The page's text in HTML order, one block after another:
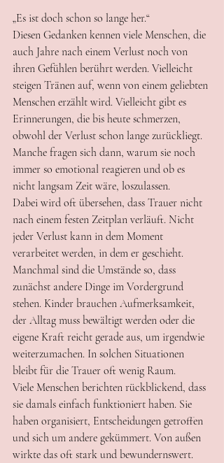
„Es ist doch schon so lange her.“
Diesen Gedanken kennen viele Menschen, die
auch Jahre nach einem Verlust noch von
ihren Gefühlen berührt werden. Vielleicht
steigen Tränen auf, wenn von einem geliebten
Menschen erzählt wird. Vielleicht gibt es
Erinnerungen, die bis heute schmerzen,
obwohl der Verlust schon lange zurückliegt.
Manche fragen sich dann, warum sie noch
immer so emotional reagieren und ob es
nicht langsam Zeit wäre, loszulassen.
Dabei wird oft übersehen, dass Trauer nicht
nach einem festen Zeitplan verläuft. Nicht
jeder Verlust kann in dem Moment
verarbeitet werden, in dem er geschieht.
Manchmal sind die Umstände so, dass
zunächst andere Dinge im Vordergrund
stehen. Kinder brauchen Aufmerksamkeit,
der Alltag muss bewältigt werden oder die
eigene Kraft reicht gerade aus, um irgendwie
weiterzumachen. In solchen Situationen
bleibt für die Trauer oft wenig Raum.
Viele Menschen berichten rückblickend, dass
sie damals einfach funktioniert haben. Sie
haben organisiert, Entscheidungen getroffen
und sich um andere gekümmert. Von außen
wirkte das oft stark und bewundernswert.